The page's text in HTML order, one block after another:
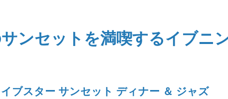
ンセットを満喫するイブニ
ブスター サンセット ディナー ＆ ジャズ